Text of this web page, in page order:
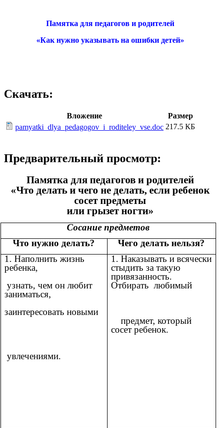
Памятка для педагогов и родителей
«Как нужно указывать на ошибки детей»
Скачать:
Вложение
Размер
pamyatki_dlya_pedagogov_i_roditeley_vse.doc 217.5 КБ
Предварительный просмотр:
Памятка для педагогов и родителей
«Что делать и чего не делать, если ребенок
сосет предметы
или грызет ногти»
Сосание предметов
Что нужно делать?
Чего делать нельзя?
1. Наполнить жизнь
ребенка,
узнать, чем он любит
заниматься,
заинтересовать новыми
увлечениями.
1. Наказывать и всячески
стыдить за такую
привязанность.
Отбирать любимый
предмет, который
сосет ребенок.